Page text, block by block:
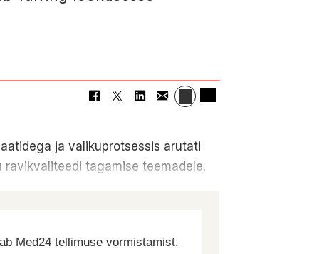
ja valikuprotsessis arutati
tagamise teemadele.
Med24 tellimuse vormistamist.